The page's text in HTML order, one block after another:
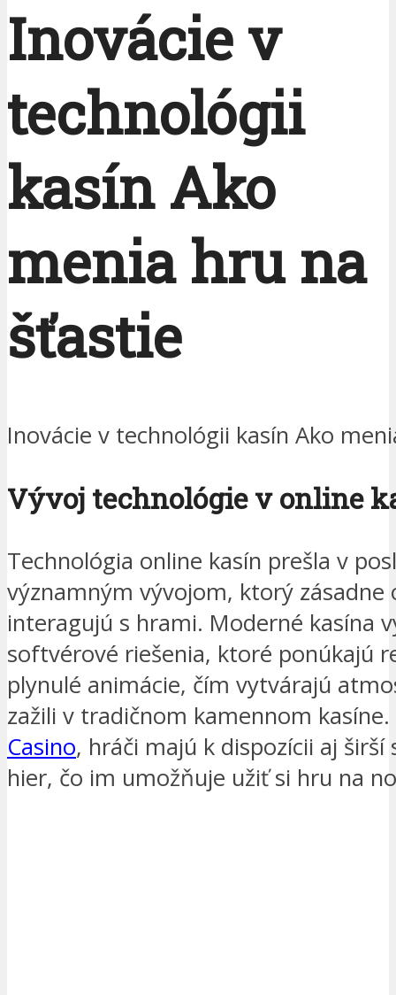
Inovácie v
technológii
kasín Ako
menia hru na
šťastie
Inovácie v technológii kasín Ako
Vývoj technológie v online
Technológia online kasín prešla v
významným vývojom, ktorý zásadne
interagujú s hrami. Moderné kasína
softvérové riešenia, ktoré ponúkajú
plynulé animácie, čím vytvárajú
zažili v tradičnom kamennom
Casino, hráči majú k dispozícii aj
hier, čo im umožňuje užiť si hru na